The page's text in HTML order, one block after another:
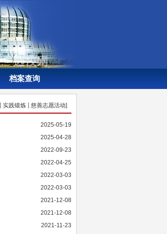
档案查询
实践锻炼 慈善志愿活动]
2025-05-19
2025-04-28
2022-09-23
2022-04-25
2022-03-03
2022-03-03
2021-12-08
2021-12-08
2021-11-23